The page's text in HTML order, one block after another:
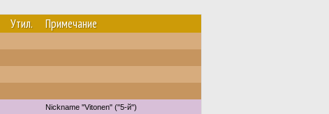
Утил. Примечание
Nickname "Vitonen" ("5-й")